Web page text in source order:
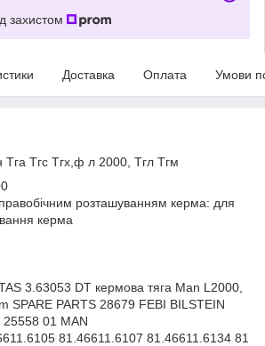
захистом
Доставка Оплата Умови
Тгс Тгх,ф л 2000, Тгл Тгм
правобічним розташуванням керма: для
керма
3.63053 DT кермова тяга Man L2000,
SPARE PARTS 28679 FEBI BILSTEIN
01 MAN
81.46611.6107 81.46611.6134 81